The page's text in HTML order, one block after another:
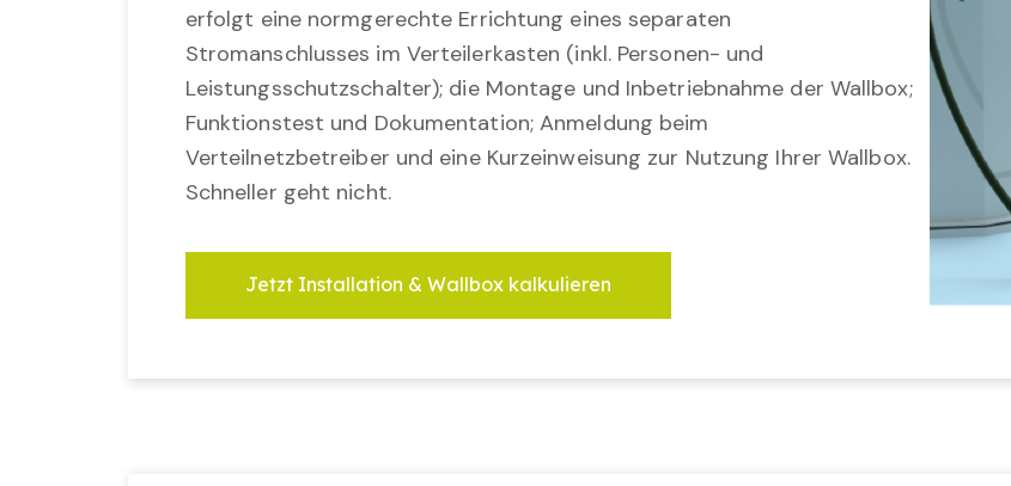
erfolgt eine normgerechte Errichtung eines separaten
Stromanschlusses im Verteilerkasten (inkl. Personen- und
Leistungsschutzschalter); die Montage und Inbetriebnahme der Wallbox;
Funktionstest und Dokumentation; Anmeldung beim
Verteilnetzbetreiber und eine Kurzeinweisung zur Nutzung Ihrer Wallbox.
Schneller geht nicht.
Jetzt Installation & Wallbox kalkulieren